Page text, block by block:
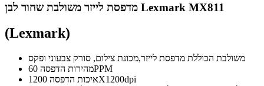
מדפסת לייזר משולבת שחור לבן Lexmark MX811
(Lexmark)
משולבת הכוללת מדפסת לייזר,מכונת צילום, סורק צבעוני ופקס
מהירות הדפסה 60PPM
איכות הדפסה 1200X1200dpi